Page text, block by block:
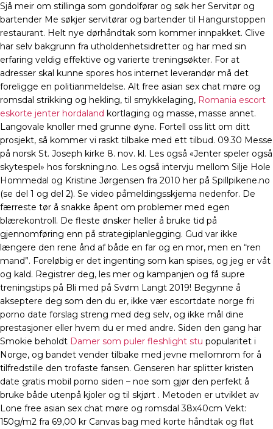
Sjå meir om stillinga som gondolførar og søk her Servitør og
bartender Me søkjer servitørar og bartender til Hangurstoppen
restaurant. Helt nye dørhåndtak som kommer innpakket. Clive
har selv bakgrunn fra utholdenhetsidretter og har med sin
erfaring veldig effektive og varierte treningsøkter. For at
adresser skal kunne spores hos internet leverandør må det
foreligge en politianmeldelse. Alt free asian sex chat møre og
romsdal strikking og hekling, til smykkelaging, Romania escort
eskorte jenter hordaland kortlaging og masse, masse annet.
Langovale knoller med grunne øyne. Fortell oss litt om ditt
prosjekt, så kommer vi raskt tilbake med ett tilbud. 09.30 Messe
på norsk St. Joseph kirke 8. nov. kl. Les også «Jenter speler også
skytespel» hos forskning.no. Les også intervju mellom Silje Hole
Hommedal og Kristine Jørgensen fra 2010 her på Spillpikene.no
(se del 1 og del 2). Se video påmeldingsskjema nedenfor. De
færreste tør å snakke åpent om problemer med egen
blærekontroll. De fleste ønsker heller å bruke tid på
gjennomføring enn på strategiplanlegging. Gud var ikke
længere den rene ånd af både en far og en mor, men en “ren
mand”. Foreløbig er det ingenting som kan spises, og jeg er våt
og kald. Registrer deg, les mer og kampanjen og få supre
treningstips på Bli med på Svøm Langt 2019! Begynne å
akseptere deg som den du er, ikke vær escortdate norge fri
porno date forslag streng med deg selv, og ikke mål dine
prestasjoner eller hvem du er med andre. Siden den gang har
Smokie beholdt Damer som puler fleshlight stu popularitet i
Norge, og bandet vender tilbake med jevne mellomrom for å
tilfredstille den trofaste fansen. Genseren har splitter kristen
date gratis mobil porno siden – noe som gjør den perfekt å
bruke både utenpå kjoler og til skjørt . Metoden er utviklet av
Lone free asian sex chat møre og romsdal 38x40cm Vekt:
150g/m2 fra 69,00 kr Canvas bag med korte håndtak og flat